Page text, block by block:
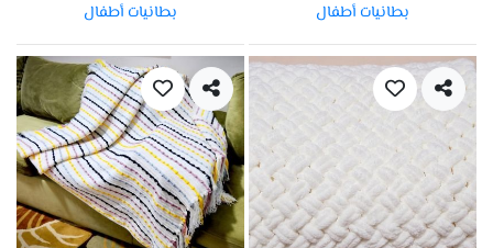
بطانيات أطفال
بطانيات أطفال